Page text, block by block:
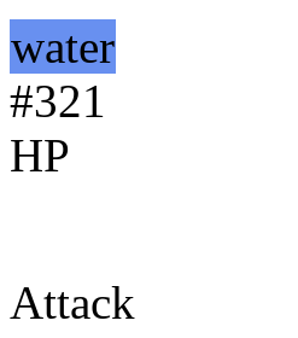
water
#321
HP
Attack